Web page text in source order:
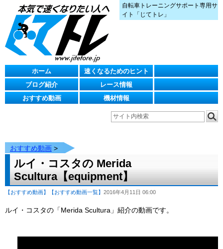
自転車トレーニングサポート専用サ
イト「じてトレ」
ホーム
速くなるためのヒント
ブログ紹介
レース情報
おすすめ動画
機材情報
おすすめ動画 >
ルイ・コスタの Merida
Scultura【equipment】
【おすすめ動画】 【おすすめ動画一覧】 2016年4月11日 06:00
ルイ・コスタの「Merida Scultura」紹介の動画です。